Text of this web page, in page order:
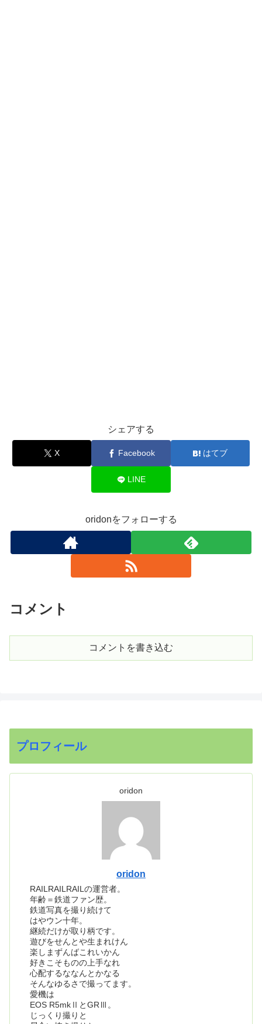
シェアする
X Facebook はてブ
LINE
oridonをフォローする
コメント
コメントを書き込む
プロフィール
oridon
oridon
RAILRAILRAILの運営者。
年齢＝鉄道ファン歴。
鉄道写真を撮り続けて
はやウン十年。
継続だけが取り柄です。
遊びをせんとや生まれけん
楽しまずんばこれいかん
好きこそものの上手なれ
心配するななんとかなる
そんなゆるさで撮ってます。
愛機は
EOS R5mkⅡとGRⅢ。
じっくり撮りと